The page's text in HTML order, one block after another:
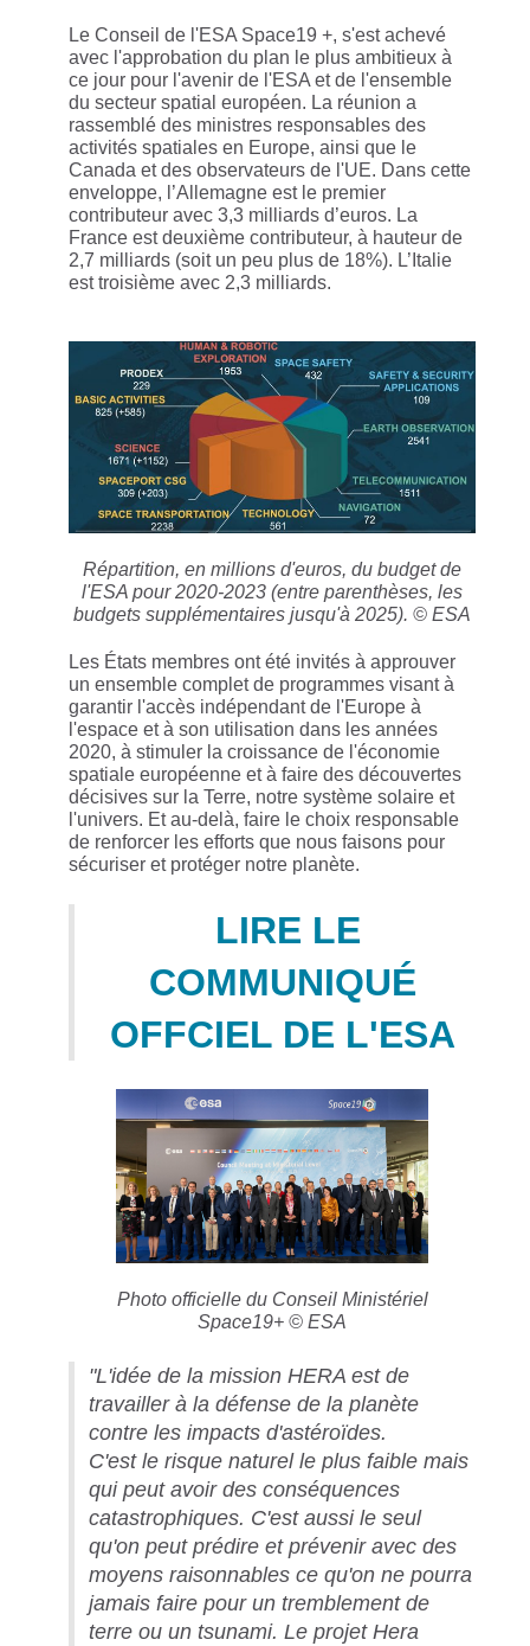
Le Conseil de l'ESA Space19 +, s'est achevé
avec l'approbation du plan le plus ambitieux à
ce jour pour l'avenir de l'ESA et de l'ensemble
du secteur spatial européen. La réunion a
rassemblé des ministres responsables des
activités spatiales en Europe, ainsi que le
Canada et des observateurs de l'UE. Dans cette
enveloppe, l’Allemagne est le premier
contributeur avec 3,3 milliards d’euros. La
France est deuxième contributeur, à hauteur de
2,7 milliards (soit un peu plus de 18%). L’Italie
est troisième avec 2,3 milliards.
Répartition, en millions d'euros, du budget de
l'ESA pour 2020-2023 (entre parenthèses, les
budgets supplémentaires jusqu'à 2025). © ESA
Les États membres ont été invités à approuver
un ensemble complet de programmes visant à
garantir l'accès indépendant de l'Europe à
l'espace et à son utilisation dans les années
2020, à stimuler la croissance de l'économie
spatiale européenne et à faire des découvertes
décisives sur la Terre, notre système solaire et
l'univers. Et au-delà, faire le choix responsable
de renforcer les efforts que nous faisons pour
sécuriser et protéger notre planète.
LIRE LE
COMMUNIQUÉ
OFFCIEL DE L'ESA
Photo officielle du Conseil Ministériel
Space19+ © ESA
"L'idée de la mission HERA est de
travailler à la défense de la planète
contre les impacts d'astéroïdes.
C'est le risque naturel le plus faible mais
qui peut avoir des conséquences
catastrophiques. C'est aussi le seul
qu'on peut prédire et prévenir avec des
moyens raisonnables ce qu'on ne pourra
jamais faire pour un tremblement de
terre ou un tsunami. Le projet Hera